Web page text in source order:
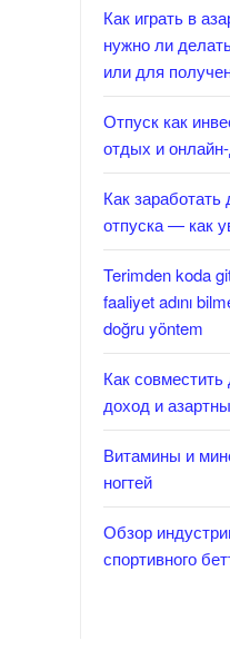
Как играть в
нужно ли
или для
Отпуск как
отдых и
Как заработать
отпуска — как
Terimden koda
faaliyet adını
doğru yöntem
Как
доход и
Витамины и
ногтей
Обзор
спортивного